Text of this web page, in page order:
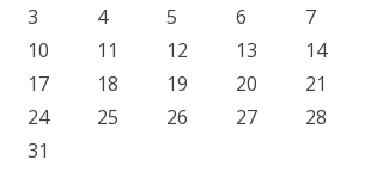
3
4 5 6 7
10
11 12 13 14
17
18 19 20 21
24
25 26 27 28
31